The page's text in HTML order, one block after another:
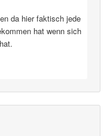
da hier faktisch jede
hat wenn sich